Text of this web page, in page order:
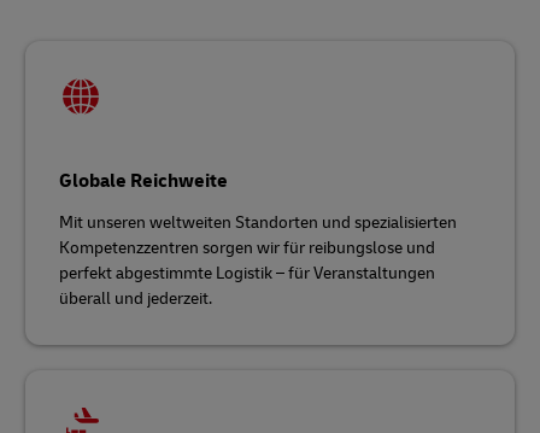
Globale Reichweite
Mit unseren weltweiten Standorten und spezialisierten
Kompetenzzentren sorgen wir für reibungslose und
perfekt abgestimmte Logistik – für Veranstaltungen
überall und jederzeit.